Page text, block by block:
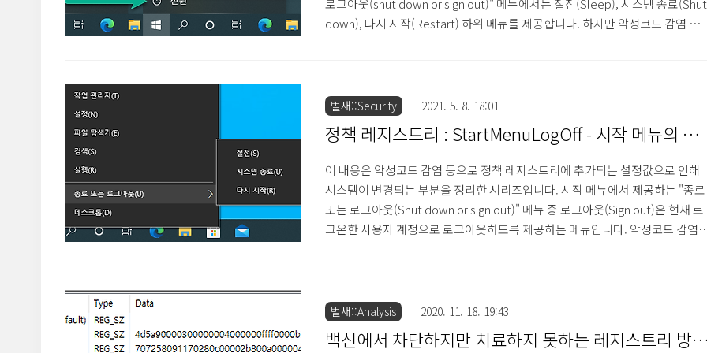
로그아웃(shut down or sign out)" 메뉴에서는 절전(Sleep), 시스템 종료(Shut
down), 다시 시작(Restart) 하위 메뉴를 제공합니다. 하지만 악성코드 감염 등의
/v NoClose /t REG_DWORD /d 1 /f 레지스트리 키 ..
벌새::Security 2021. 5. 8. 18:01
정책 레지스트리 : StartMenuLogOff - 시작 메뉴의 로
이 내용은 악성코드 감염 등으로 정책 레지스트리에 추가되는 설정값으로 인해
시스템이 변경되는 부분을 정리한 시리즈입니다. 시작 메뉴에서 제공하는 "종료
또는 로그아웃(Shut down or sign out)" 메뉴 중 로그아웃(Sign out)은 현재 로
그온한 사용자 계정으로 로그아웃하도록 제공하는 메뉴입니다. 악성코드 감염
/v StartMenuLogOff /t REG_DWORD /d 1 /f 레지스트리 키
벌새::Analysis 2020. 11. 18. 19:43
백신에서 차단하지만 치료하지 못하는 레지스트리 방식